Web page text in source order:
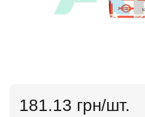
181.13 грн/шт.